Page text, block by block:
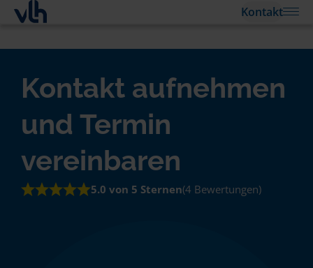
Kontakt
Kontakt aufnehmen
und Termin
vereinbaren
5.0 von 5 Sternen(4 Bewertungen)